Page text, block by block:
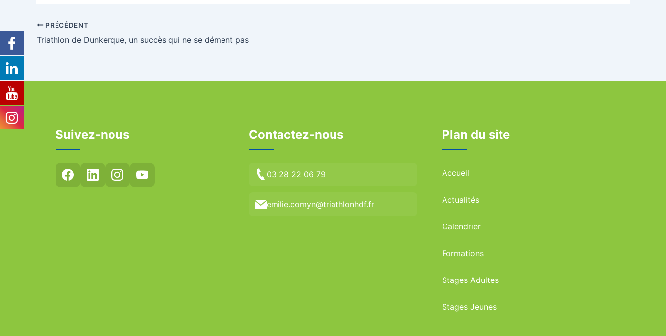
PRÉCÉDENT
Triathlon de Dunkerque, un succès qui ne se dément pas
Suivez-nous Contactez-nous
03 28 22 06 79
emilie.comyn@triathlonhdf.fr
Plan du site
Accueil
Actualités
Calendrier
Formations
Stages Adultes
Stages Jeunes